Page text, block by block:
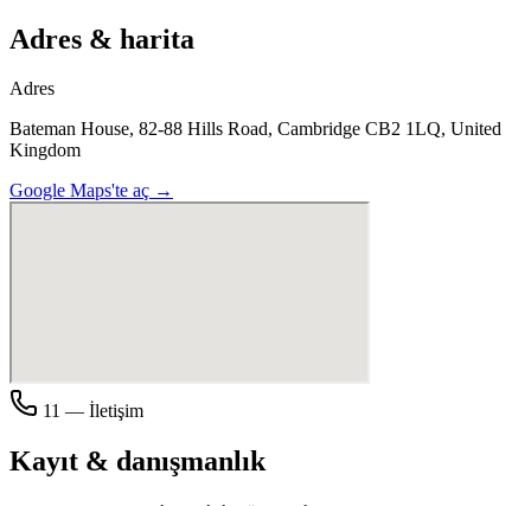
Adres & harita
Adres
Bateman House, 82-88 Hills Road, Cambridge CB2 1LQ, United
Kingdom
Google Maps'te aç →
11 — İletişim
Kayıt & danışmanlık